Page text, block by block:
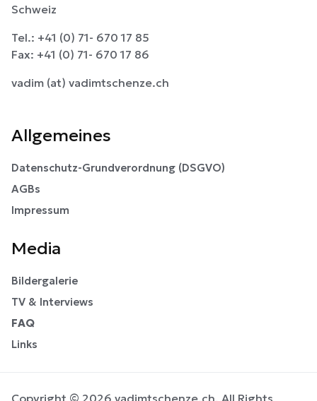
Schweiz
Tel.: +41 (0) 71- 670 17 85
Fax: +41 (0) 71- 670 17 86
vadim (at) vadimtschenze.ch
Allgemeines
Datenschutz-Grundverordnung (DSGVO)
AGBs
Impressum
Media
Bildergalerie
TV & Interviews
FAQ
Links
Copyright © 2026 vadimtschenze.ch. All Rights